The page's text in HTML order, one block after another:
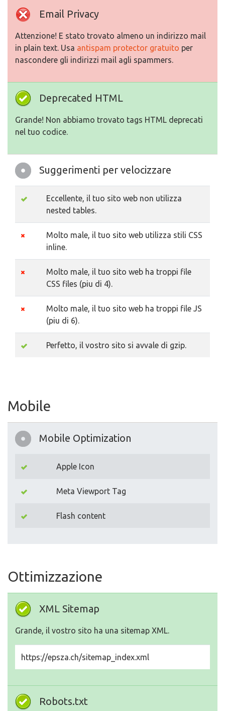
Email Privacy
Attenzione! E stato trovato almeno un indirizzo mail
in plain text. Usa antispam protector gratuito per
nascondere gli indirizzi mail agli spammers.
Deprecated HTML
Grande! Non abbiamo trovato tags HTML deprecati
nel tuo codice.
Suggerimenti per velocizzare
Eccellente, il tuo sito web non utilizza
nested tables.
Molto male, il tuo sito web utilizza stili CSS
inline.
Molto male, il tuo sito web ha troppi file
CSS files (piu di 4).
Molto male, il tuo sito web ha troppi file JS
(piu di 6).
Perfetto, il vostro sito si avvale di gzip.
Mobile
Mobile Optimization
Apple Icon
Meta Viewport Tag
Flash content
Ottimizzazione
XML Sitemap
Grande, il vostro sito ha una sitemap XML.
https://epsza.ch/sitemap_index.xml
Robots.txt